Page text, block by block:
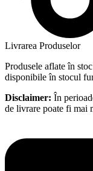
Livrarea Produselor
Produsele aflate în
disponibile în stocul
Disclaimer: În
de livrare poate fi mai